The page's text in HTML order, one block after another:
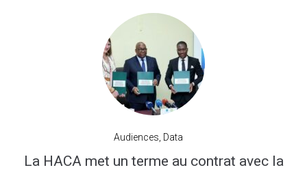
Audiences Data
La HACA met un terme au contrat avec la